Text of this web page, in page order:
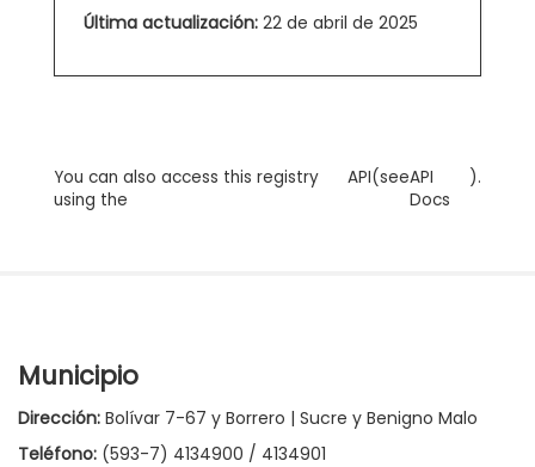
Última actualización: 22 de abril de 2025
You can also access this registry
using the
API(seeAPI
Docs
).
Municipio
Dirección: Bolívar 7-67 y Borrero | Sucre y Benigno Malo
Teléfono: (593-7) 4134900 / 4134901